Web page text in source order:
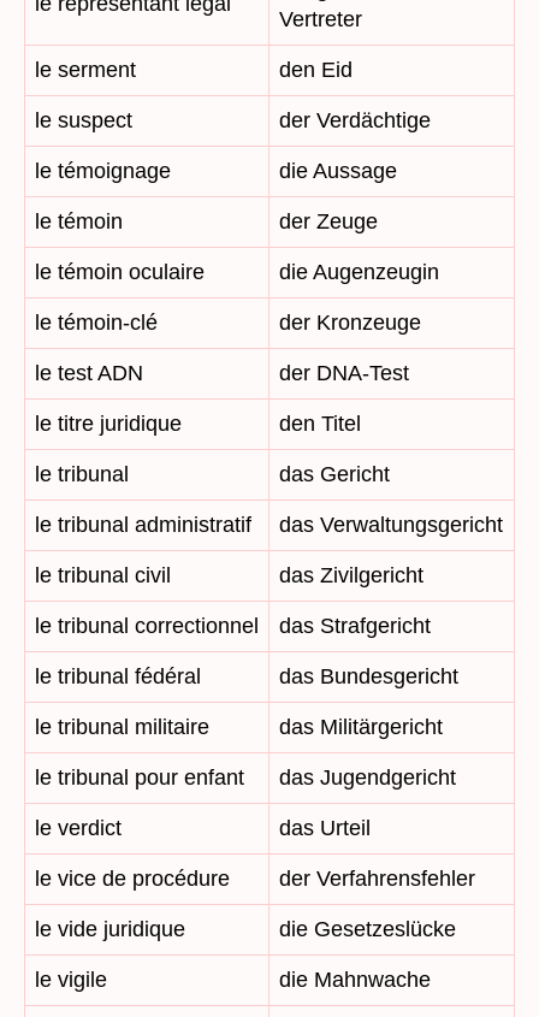
Vertreter
le serment den Eid
le suspect der Verdächtige
le témoignage die Aussage
le témoin der Zeuge
le témoin oculaire die Augenzeugin
le témoin-clé der Kronzeuge
le test ADN der DNA-Test
le titre juridique den Titel
le tribunal das Gericht
le tribunal administratif das Verwaltungsgericht
le tribunal civil das Zivilgericht
le tribunal correctionnel das Strafgericht
le tribunal fédéral das Bundesgericht
le tribunal militaire das Militärgericht
le tribunal pour enfant das Jugendgericht
le verdict das Urteil
le vice de procédure der Verfahrensfehler
le vide juridique die Gesetzeslücke
le vigile die Mahnwache